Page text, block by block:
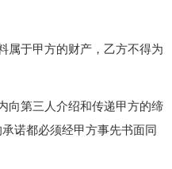
于甲方的财产，乙方不得为
第三人介绍和传递甲方的缔
诺都必须经甲方事先书面同